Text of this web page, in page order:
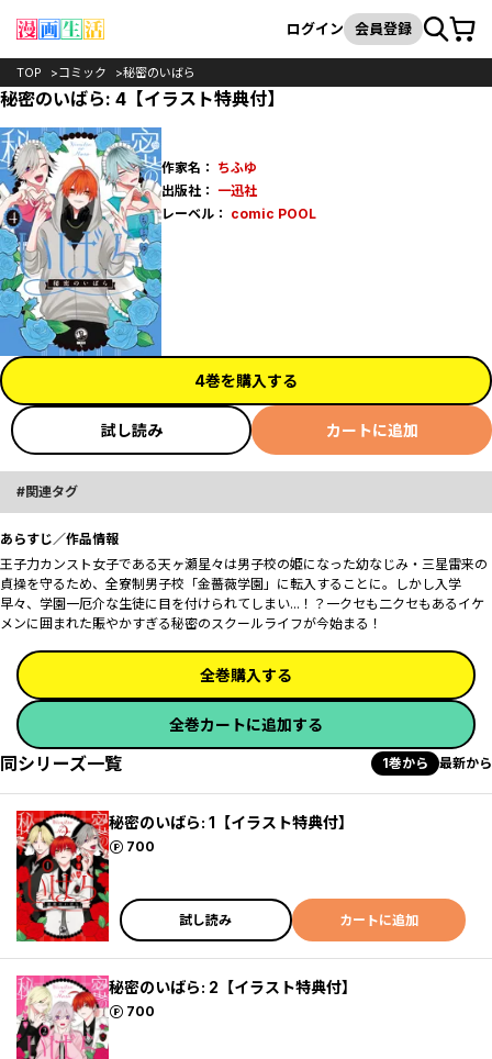
検索
ログイン 会員登録カート
TOP コミック 秘密のいばら
秘密のいばら: 4【イラスト特典付】
作家名： ちふゆ
出版社： 一迅社
レーベル： comic POOL
4巻を購入する
試し読み カートに追加
関連タグ
あらすじ／作品情報
王子力カンスト女子である天ヶ瀬星々は男子校の姫になった幼なじみ・三星雷来の
貞操を守るため、全寮制男子校「金薔薇学園」に転入することに。しかし入学
早々、学園一厄介な生徒に目を付けられてしまい...！？一クセも二クセもあるイケ
メンに囲まれた賑やかすぎる秘密のスクールライフが今始まる！
全巻購入する
全巻カートに追加する
同シリーズ一覧 1巻から 最新から
秘密のいばら: 1【イラスト特典付】
700
ポイント
試し読み カートに追加
秘密のいばら: 2【イラスト特典付】
700
ポイント